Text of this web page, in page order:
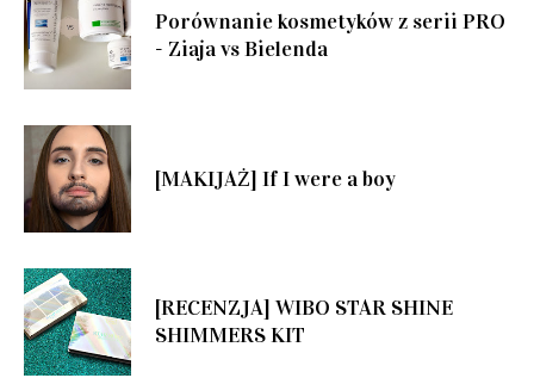
Porównanie kosmetyków z serii PRO
- Ziaja vs Bielenda
[MAKIJAŻ] If I were a boy
[RECENZJA] WIBO STAR SHINE
SHIMMERS KIT